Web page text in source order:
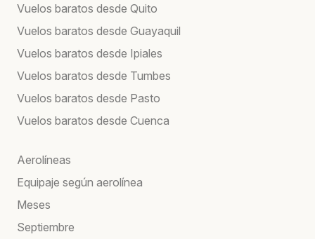
Vuelos baratos desde Quito
Vuelos baratos desde Guayaquil
Vuelos baratos desde Ipiales
Vuelos baratos desde Tumbes
Vuelos baratos desde Pasto
Vuelos baratos desde Cuenca
Aerolíneas
Equipaje según aerolínea
Meses
Septiembre